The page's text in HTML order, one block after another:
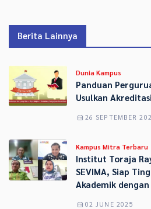
Berita Lainnya
Dunia Kampus
Panduan
Usulkan
26 SEPTEMBER
Kampus Mitra Terbaru
Institut Toraja
SEVIMA, Siap
Akademik
02 JUNE 2025